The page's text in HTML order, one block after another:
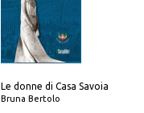
Le donne di Casa Savoia
Bruna Bertolo